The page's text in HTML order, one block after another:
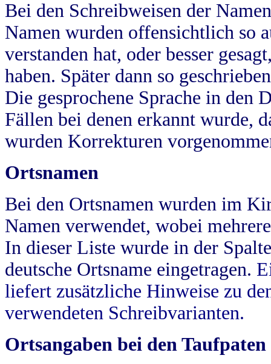
Bei den Schreibweisen der
Namen wurden offensichtlich so
verstanden hat, oder besser
haben. Später dann so
Die gesprochene Sprache in
Fällen bei denen erkannt wurde,
wurden Korrekturen
Ortsnamen
Bei den Ortsnamen wurden im
Namen verwendet, wobei
In dieser Liste wurde in der
deutsche Ortsname eingetragen.
liefert zusätzliche Hinweise zu
verwendeten Schreibvarianten.
Ortsangaben bei den Taufpaten